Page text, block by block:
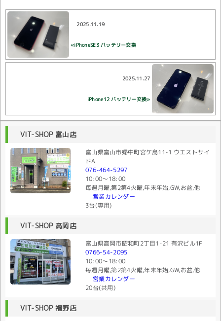
2025.11.19
«iPhoneSE3 バッテリー交換
2025.11.27
iPhone12 バッテリー交換»
VIT-SHOP 富山店
富山県富山市婦中町宮ケ島11-1 ウエストサイ
ドA
076-464-5297
10:00〜18:00
毎週月曜,第2第4火曜,年末年始,GW,お盆,他
営業カレンダー
3台(専用)
VIT-SHOP 高岡店
富山県高岡市昭和町2丁目1-21 有沢ビル1F
0766-54-2095
10:00〜18:00
毎週月曜,第2第4火曜,年末年始,GW,お盆,他
営業カレンダー
20台(共用)
VIT-SHOP 福野店